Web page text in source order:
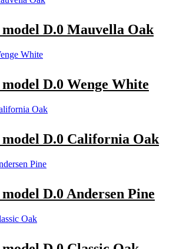
D.0 Mauvella Oak
D.0 Wenge White
D.0 California Oak
D.0 Andersen Pine